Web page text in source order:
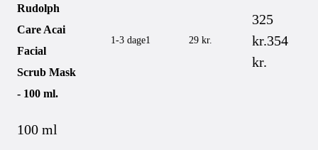
Rudolph
Care Acai
Facial
Scrub Mask
- 100 ml.
100 ml
1-3 dage1 29 kr.
325
kr.354
kr.